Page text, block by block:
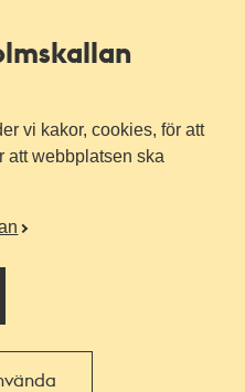
vi kakor, cookies, för att
att webbplatsen ska